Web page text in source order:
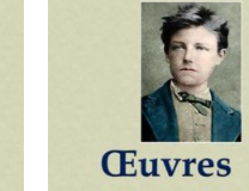
AJOUTER AU PANIER
DÉTAILS